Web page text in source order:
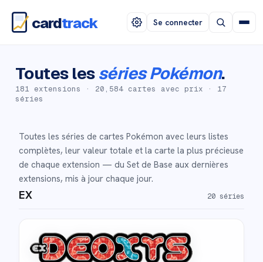
cardtrack Se connecter
Toutes lesséries Pokémon.
181 extensions · 20,584 cartes avec prix · 17
séries
Toutes les séries de cartes Pokémon avec leurs listes
complètes, leur valeur totale et la carte la plus précieuse
de chaque extension — du Set de Base aux dernières
extensions, mis à jour chaque jour.
EX 20 séries